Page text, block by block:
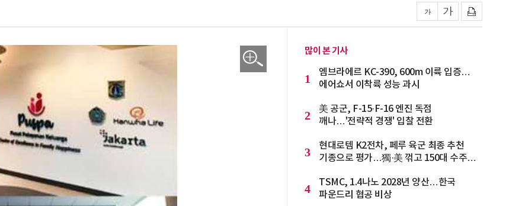
많이 본 기사
1
엠브라에르 KC-390, 600m 이륙 입증…
에어쇼서 이착륙 성능 과시
2
美 공군, F-15·F-16 엔진 독점
깨나…'전략적 경쟁' 입찰 전환
3
현대로템 K2전차, 페루 육군 최종 추천
기종으로 평가…獨·美 꺾고 150대 수주
4
TSMC, 1.4나노 2028년 양산…한국
파운드리 협공 비상